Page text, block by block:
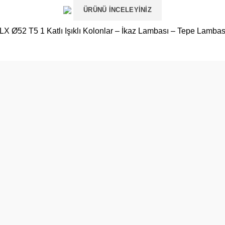
ÜRÜNÜ İNCELEYINIZ
Ø52 T5 1 Katlı Işıklı Kolonlar – İkaz Lambası – Tepe